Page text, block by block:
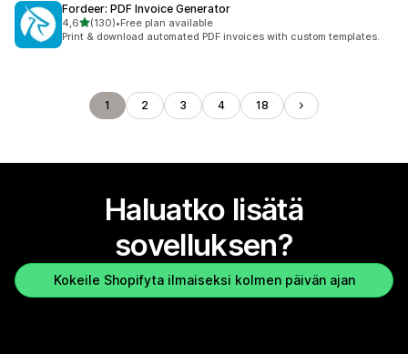
Fordeer: PDF Invoice Generator
4,6/ 5 tähteä
(130)
130 arvostelua yhteensä
•Free plan available
Print & download automated PDF invoices with custom templates.
1 2 3 4 18
Haluatko lisätä
sovelluksen?
Kokeile Shopifyta ilmaiseksi kolmen päivän ajan